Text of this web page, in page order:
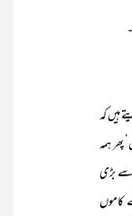
کہ
ہمہ
بڑی
کاموں